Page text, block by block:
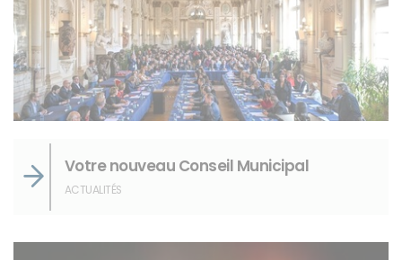
Votre nouveau Conseil Municipal
ACTUALITÉS